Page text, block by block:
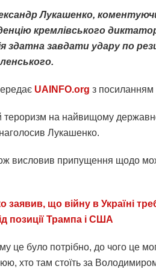
Лукашенко,
кремлівського
здатна завдати удару по
UAINFO.org з
тероризм на найвищому
Лукашенко.
висловив припущення щодо
заявив, що війну в Україні
позиції Трампа і США
це було потрібно, до чого це
хто там стоїть за